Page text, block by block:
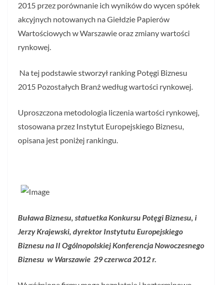
2015 przez porównanie ich wyników do wycen spółek
akcyjnych notowanych na Giełdzie Papierów
Wartościowych w Warszawie oraz zmiany wartości
rynkowej.
Na tej podstawie stworzył ranking Potęgi Biznesu
2015 Pozostałych Branż według wartości rynkowej.
Uproszczona metodologia liczenia wartości rynkowej,
stosowana przez Instytut Europejskiego Biznesu,
opisana jest poniżej rankingu.
Buława Biznesu, statuetka Konkursu Potęgi Biznesu, i
Jerzy Krajewski, dyrektor Instytutu Europejskiego
Biznesu na II Ogólnopolskiej Konferencja Nowoczesnego
Biznesu w Warszawie 29 czerwca 2012 r.